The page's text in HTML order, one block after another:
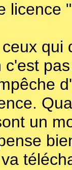
licence
qui
c'est
un